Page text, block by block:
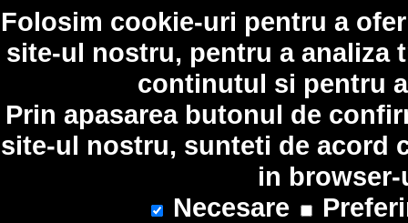
Folosim cookie-uri pentru a
site-ul nostru, pentru a analiza
continutul si pentru
Prin apasarea butonul de
site-ul nostru, sunteti de acord
in
Necesare